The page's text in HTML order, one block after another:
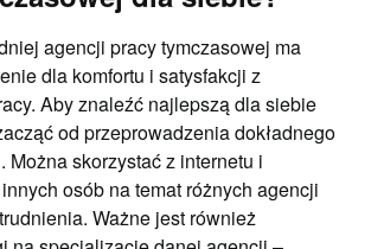
agencji pracy tymczasowej ma
dla komfortu i satysfakcji z
Aby znaleźć najlepszą dla siebie
od przeprowadzenia dokładnego
Można skorzystać z internetu i
osób na temat różnych agencji
Ważne jest również